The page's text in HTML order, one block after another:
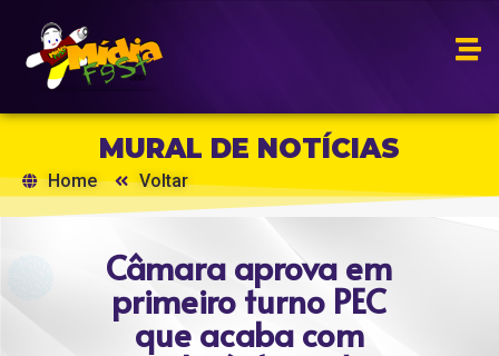
MURAL DE NOTÍCIAS
Home Voltar
Câmara aprova em
primeiro turno PEC
que acaba com